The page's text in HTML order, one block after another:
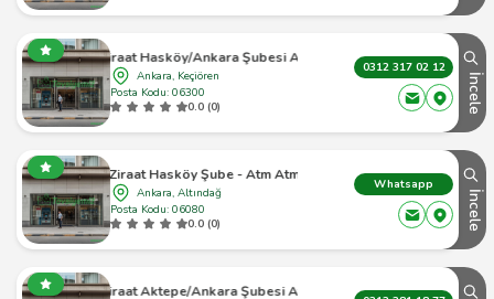
Ziraat Hasköy/Ankara Şubesi Atm
Ankara, Keçiören
Posta Kodu: 06300
0.0 (0)
0312 317 02 12
İncele
Ziraat Hasköy Şube - Atm Atm
Ankara, Altındağ
Posta Kodu: 06080
0.0 (0)
Whatsapp
İncele
Ziraat Aktepe/Ankara Şubesi Atm